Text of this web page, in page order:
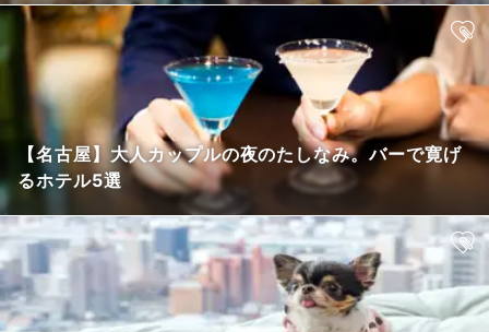
【名古屋】大人カップルの夜のたしなみ。バーで寛げ
るホテル5選